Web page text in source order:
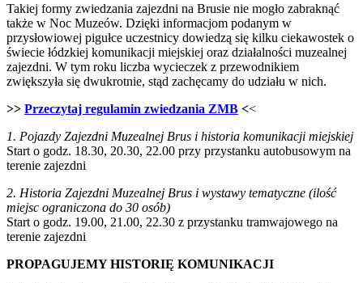
Takiej formy zwiedzania zajezdni na Brusie nie mogło zabraknąć
także w Noc Muzeów. Dzięki informacjom podanym w
przysłowiowej pigułce uczestnicy dowiedzą się kilku ciekawostek o
świecie łódzkiej komunikacji miejskiej oraz działalności muzealnej
zajezdni. W tym roku liczba wycieczek z przewodnikiem
zwiększyła się dwukrotnie, stąd zachęcamy do udziału w nich.
>> Przeczytaj regulamin zwiedzania ZMB <<
1. Pojazdy Zajezdni Muzealnej Brus i historia komunikacji miejskiej
Start o godz. 18.30, 20.30, 22.00 przy przystanku autobusowym na
terenie zajezdni
2. Historia Zajezdni Muzealnej Brus i wystawy tematyczne (ilość
miejsc ograniczona do 30 osób)
Start o godz. 19.00, 21.00, 22.30 z przystanku tramwajowego na
terenie zajezdni
PROPAGUJEMY HISTORIĘ KOMUNIKACJI